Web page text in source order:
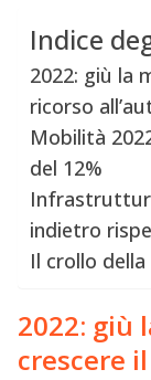
Indice
2022: giù la
ricorso
Mobilità
del 12%
indietro
Il crollo
2022: giù
crescere